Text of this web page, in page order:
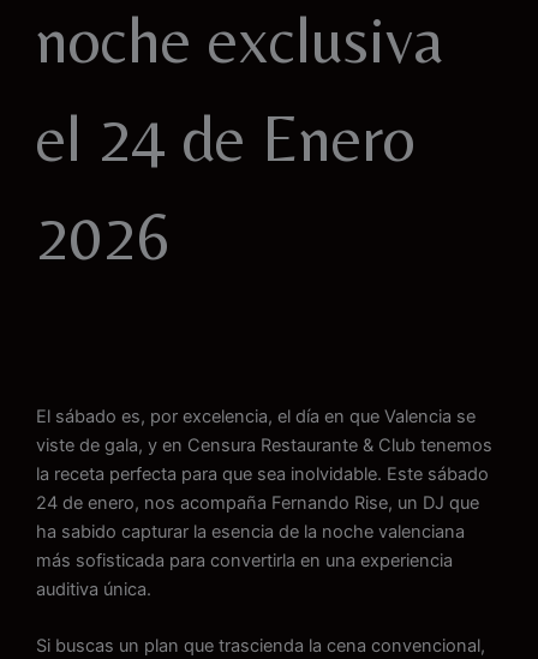
noche exclusiva
el 24 de Enero
2026
El sábado es, por excelencia, el día en que Valencia se
viste de gala, y en Censura Restaurante & Club tenemos
la receta perfecta para que sea inolvidable. Este sábado
24 de enero, nos acompaña Fernando Rise, un DJ que
ha sabido capturar la esencia de la noche valenciana
más sofisticada para convertirla en una experiencia
auditiva única.
Si buscas un plan que trascienda la cena convencional,